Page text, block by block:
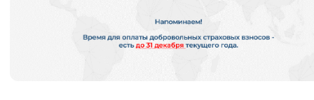
Изображения
Включены Выключены
Звуковой ассистент